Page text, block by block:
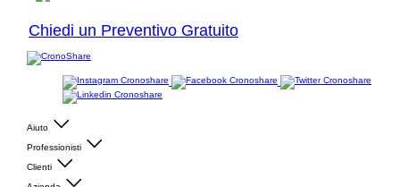
Chiedi un Preventivo Gratuito
Aiuto
Professionisti
Clienti